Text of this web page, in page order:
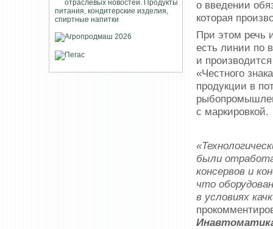
о введении
которая
При этом речь
есть линии по
и
«Честного
продукции в
с маркировкой.
были
консервов и
что
в условиях